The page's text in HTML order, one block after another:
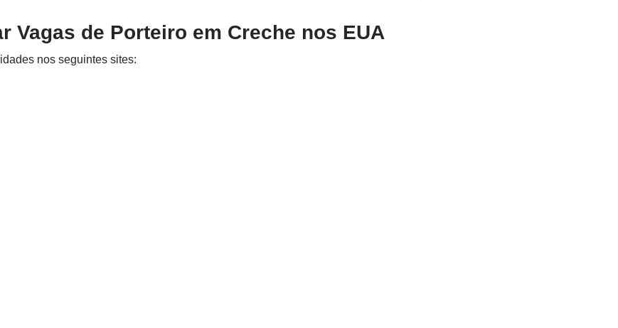
Vagas de Porteiro em Creche nos EUA
nos seguintes sites: